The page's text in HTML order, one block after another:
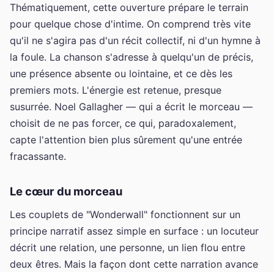
Thématiquement, cette ouverture prépare le terrain
pour quelque chose d'intime. On comprend très vite
qu'il ne s'agira pas d'un récit collectif, ni d'un hymne à
la foule. La chanson s'adresse à quelqu'un de précis,
une présence absente ou lointaine, et ce dès les
premiers mots. L'énergie est retenue, presque
susurrée. Noel Gallagher — qui a écrit le morceau —
choisit de ne pas forcer, ce qui, paradoxalement,
capte l'attention bien plus sûrement qu'une entrée
fracassante.
Le cœur du morceau
Les couplets de "Wonderwall" fonctionnent sur un
principe narratif assez simple en surface : un locuteur
décrit une relation, une personne, un lien flou entre
deux êtres. Mais la façon dont cette narration avance